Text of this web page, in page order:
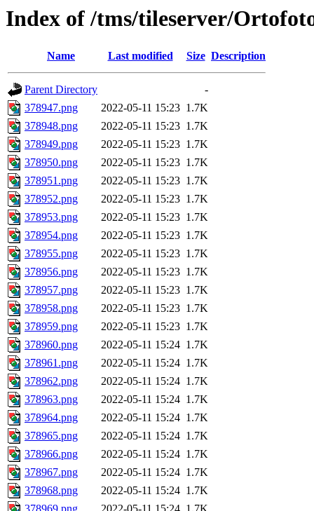
Index of /tms/tileserver/
Name Last modified Size Description
Parent Directory
-
378947.png
2022-05-11 15:23 1.7K
378948.png
2022-05-11 15:23 1.7K
378949.png
2022-05-11 15:23 1.7K
378950.png
2022-05-11 15:23 1.7K
378951.png
2022-05-11 15:23 1.7K
378952.png
2022-05-11 15:23 1.7K
378953.png
2022-05-11 15:23 1.7K
378954.png
2022-05-11 15:23 1.7K
378955.png
2022-05-11 15:23 1.7K
378956.png
2022-05-11 15:23 1.7K
378957.png
2022-05-11 15:23 1.7K
378958.png
2022-05-11 15:23 1.7K
378959.png
2022-05-11 15:23 1.7K
378960.png
2022-05-11 15:24 1.7K
378961.png
2022-05-11 15:24 1.7K
378962.png
2022-05-11 15:24 1.7K
378963.png
2022-05-11 15:24 1.7K
378964.png
2022-05-11 15:24 1.7K
378965.png
2022-05-11 15:24 1.7K
378966.png
2022-05-11 15:24 1.7K
378967.png
2022-05-11 15:24 1.7K
378968.png
2022-05-11 15:24 1.7K